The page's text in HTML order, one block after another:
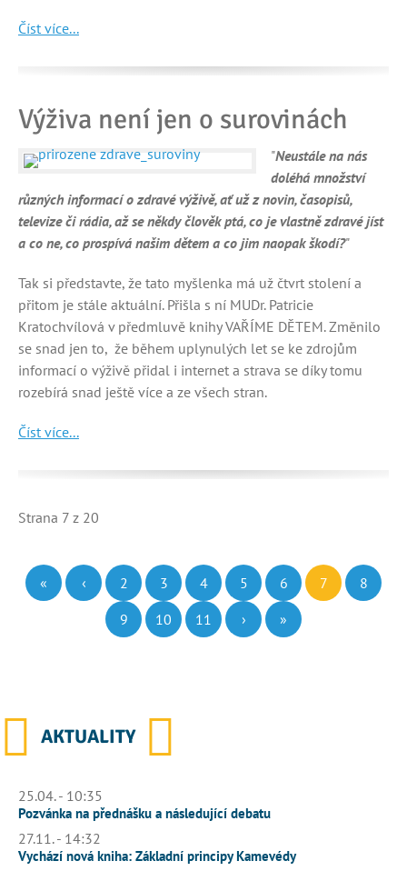
Číst více...
Výživa není jen o surovinách
"Neustále na nás
doléhá množství
různých informací o zdravé výživě, ať už z novin, časopisů,
televize či rádia, až se někdy člověk ptá, co je vlastně zdravé jíst
a co ne, co prospívá našim dětem a co jim naopak škodí?"
Tak si představte, že tato myšlenka má už čtvrt stolení a
přitom je stále aktuální. Přišla s ní MUDr. Patricie
Kratochvílová v předmluvě knihy VAŘÍME DĚTEM. Změnilo
se snad jen to, že během uplynulých let se ke zdrojům
informací o výživě přidal i internet a strava se díky tomu
rozebírá snad ještě více a ze všech stran.
Číst více...
Strana 7 z 20
« ‹ 2 3 4 5 6 7
8
9
10 11 › »
AKTUALITY
25.04. - 10:35
Pozvánka na přednášku a následující debatu
27.11. - 14:32
Vychází nová kniha: Základní principy Kamevédy